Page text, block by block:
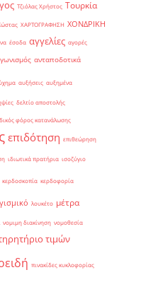
Τζιόλας Χρήστος Τουρκία
ΧΑΡΤΟΓΡΑΦΗΣΗ ΧΟΝΔΡΙΚΗ
έσοδα αγγελίες αγορές
ανταποδοτικά
αυξήσεις αυξημένα
δελτίο αποστολής
φόρος κατανάλωσης
επιδότηση επιθεώρηση
ιδιωτικά πρατήρια ισοζύγιο
κερδοσκοπία κερδοφορία
λουκέτο μέτρα
νομιμη διακίνηση νομοθεσία
τιμών
πινακίδες κυκλοφορίας